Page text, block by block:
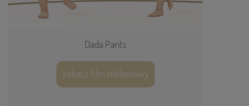
Dada Pants
zobacz film reklamowy